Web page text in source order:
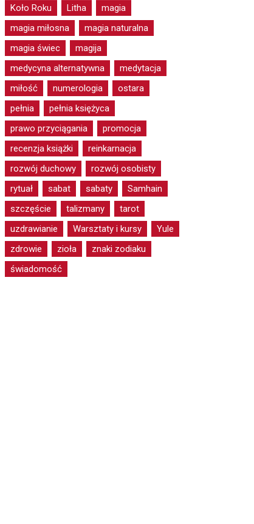
Koło Roku
Litha
magia
magia miłosna
magia naturalna
magia świec
magija
medycyna alternatywna
medytacja
miłość
numerologia
ostara
pełnia
pełnia księżyca
prawo przyciągania
promocja
recenzja książki
reinkarnacja
rozwój duchowy
rozwój osobisty
rytuał
sabat sabaty
Samhain
szczęście
talizmany
tarot
uzdrawianie
Warsztaty i kursy
Yule
zdrowie
zioła
znaki zodiaku
świadomość